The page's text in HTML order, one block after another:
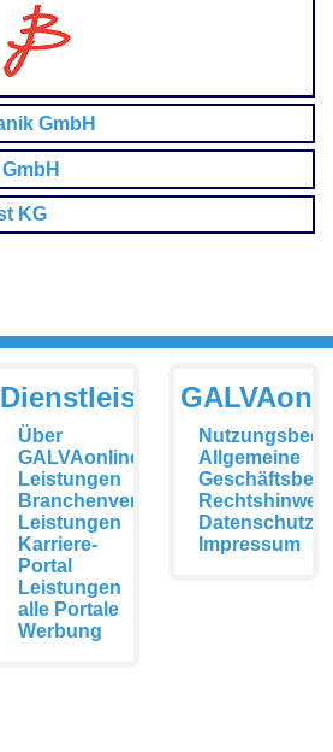
Dienstleistungen
Über
GALVAonline
Leistungen
Branchenverzeichnis
Leistungen
Karriere-
Portal
Leistungen
alle Portale
Werbung
Allgemeine
Impressum